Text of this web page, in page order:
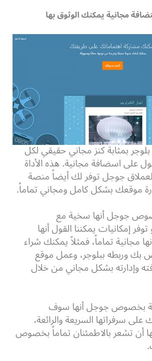
مجانية يمكنك الوثوق بها
بمثابة كنز مجاني حقيقي لكل
اسضافة مجانية. هذه الأداة
للعملاق جوجل توفر لك أيضاً منصة
موقعك بشكل كامل ومجاني تماماً.
جوجل أنها سخية مع
إمكانيات يمكننا القول أنها
مجانية تماماً، فمثلاً يمكنك شراء
بك وربطه ببلوجر، وعمل موقع
وإدارته بشكل مجاني من خلال
بخصوص جوجل أنها سوف
سرفراتها السريعة والرائعة،
أن تشعر بالاطمئنان تماماً بخصوص